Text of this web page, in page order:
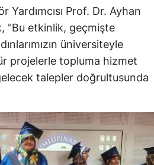
Yardımcısı Prof. Dr. Ayhan
"Bu etkinlik, geçmişte
üniversiteyle
projelerle topluma hizmet
talepler doğrultusunda